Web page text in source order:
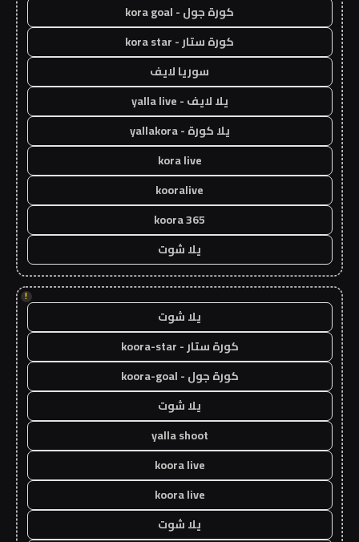
كورة جول - kora goal
كورة ستار - kora star
سوريا لايف
يلا لايف - yalla live
يلا كورة - yallakora
kora live
kooralive
koora 365
يلا شوت
!
يلا شوت
كورة ستار - koora-star
كورة جول - koora-goal
يلا شوت
yalla shoot
koora live
koora live
يلا شوت